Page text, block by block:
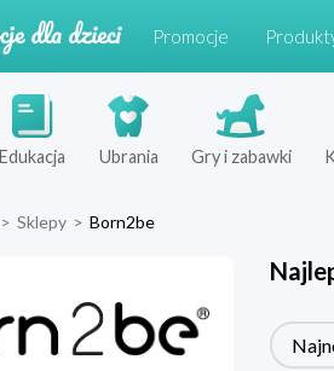
Promocje
Edukacja Ubrania Gry i zabawki
> Sklepy > Born2be